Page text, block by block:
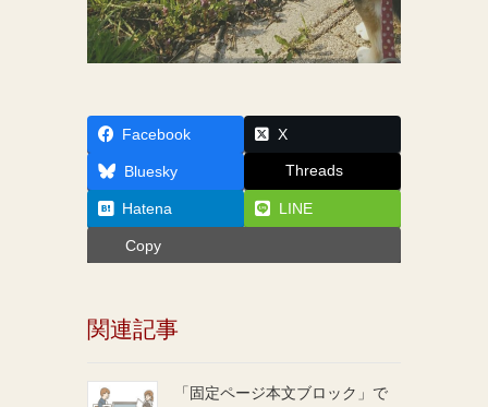
Facebook X
Bluesky Threads
Hatena LINE
Copy
関連記事
「固定ページ本文ブロック」で